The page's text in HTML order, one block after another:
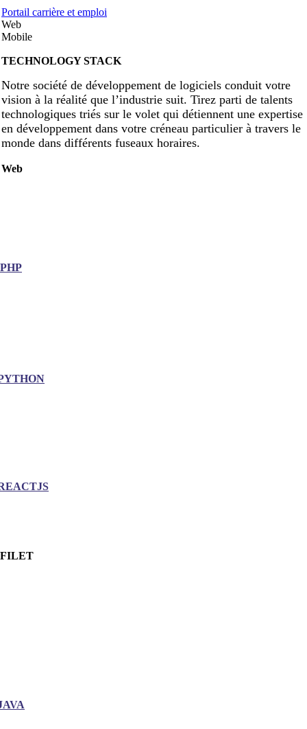
Portail carrière et emploi
Web
Mobile
TECHNOLOGY STACK
Notre société de développement de logiciels conduit votre
vision à la réalité que l’industrie suit. Tirez parti de talents
technologiques triés sur le volet qui détiennent une expertise
en développement dans votre créneau particulier à travers le
monde dans différents fuseaux horaires.
Web